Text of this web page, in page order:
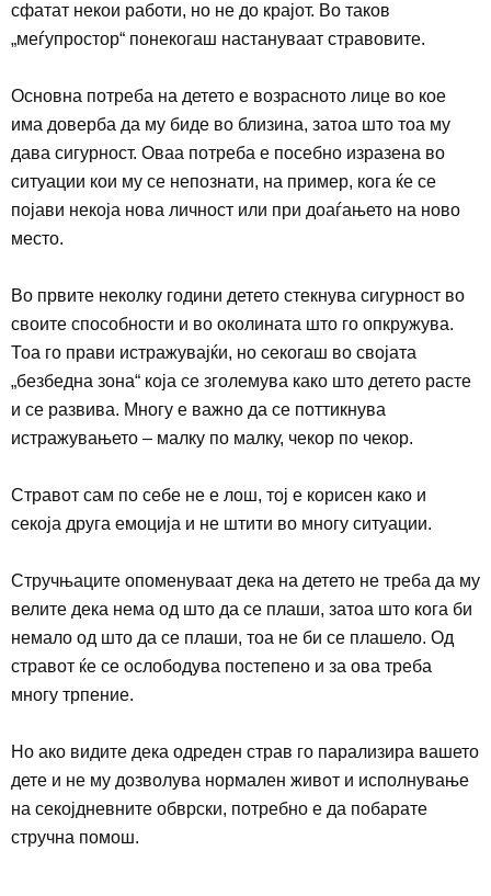
сфатат некои работи, но не до крајот. Во таков
„меѓупростор“ понекогаш настануваат стравовите.
Основна потреба на детето е возрасното лице во кое
има доверба да му биде во близина, затоа што тоа му
дава сигурност. Оваа потреба е посебно изразена во
ситуации кои му се непознати, на пример, кога ќе се
појави некоја нова личност или при доаѓањето на ново
место.
Во првите неколку години детето стекнува сигурност во
своите способности и во околината што го опкружува.
Тоа го прави истражувајќи, но секогаш во својата
„безбедна зона“ која се зголемува како што детето расте
и се развива. Многу е важно да се поттикнува
истражувањето – малку по малку, чекор по чекор.
Стравот сам по себе не е лош, тој е корисен како и
секоја друга емоција и не штити во многу ситуации.
Стручњаците опоменуваат дека на детето не треба да му
велите дека нема од што да се плаши, затоа што кога би
немало од што да се плаши, тоа не би се плашело. Од
стравот ќе се ослободува постепено и за ова треба
многу трпение.
Но ако видите дека одреден страв го парализира вашето
дете и не му дозволува нормален живот и исполнување
на секојдневните обврски, потребно е да побарате
стручна помош.